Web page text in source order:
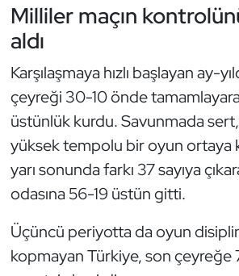
Milliler maçın
aldı
Karşılaşmaya hızlı başlayan ay-
çeyreği 30-10 önde
üstünlük kurdu. Savunmada
yüksek tempolu bir oyun ortaya
yarı sonunda farkı 37 sayıya
odasına 56-19 üstün gitti.
Üçüncü periyotta da oyun
kopmayan Türkiye, son çeyreğe
Golf
Güreş
Halter
Hava Sporları
Hentbol
İşitme Engelli Sporcular